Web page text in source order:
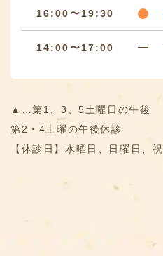
16:00〜19:30
14:00〜17:00
▲…第1、3、5土曜日の午後
第2・4土曜の午後休診
【休診日】水曜日、日曜日、祝